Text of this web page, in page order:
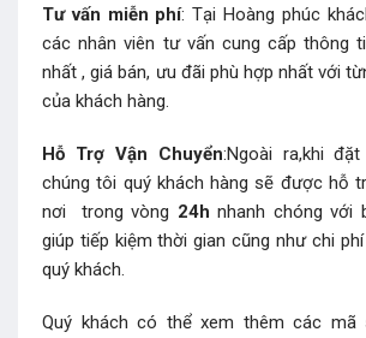
Tư vấn miễn phí: Tại Hoàng phúc
các nhân viên tư vấn cung cấp thông
nhất , giá bán, ưu đãi phù hợp nhất với
của khách hàng.
Hỗ Trợ Vận Chuyển:Ngoài ra,khi
chúng tôi quý khách hàng sẽ được hỗ
nơi trong vòng 24h nhanh chóng với
giúp tiếp kiệm thời gian cũng như chi
quý khách.
Quý khách có thể xem thêm các mã